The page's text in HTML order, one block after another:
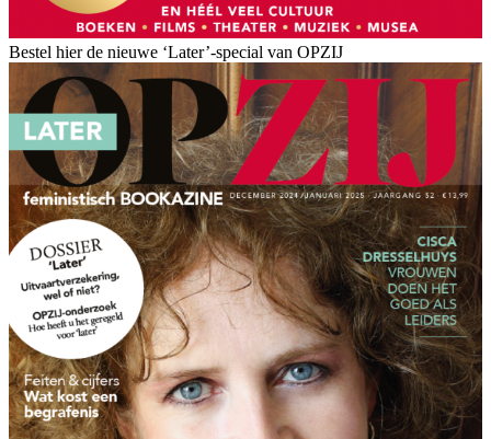
Bestel hier de nieuwe ‘Later’-special van OPZIJ